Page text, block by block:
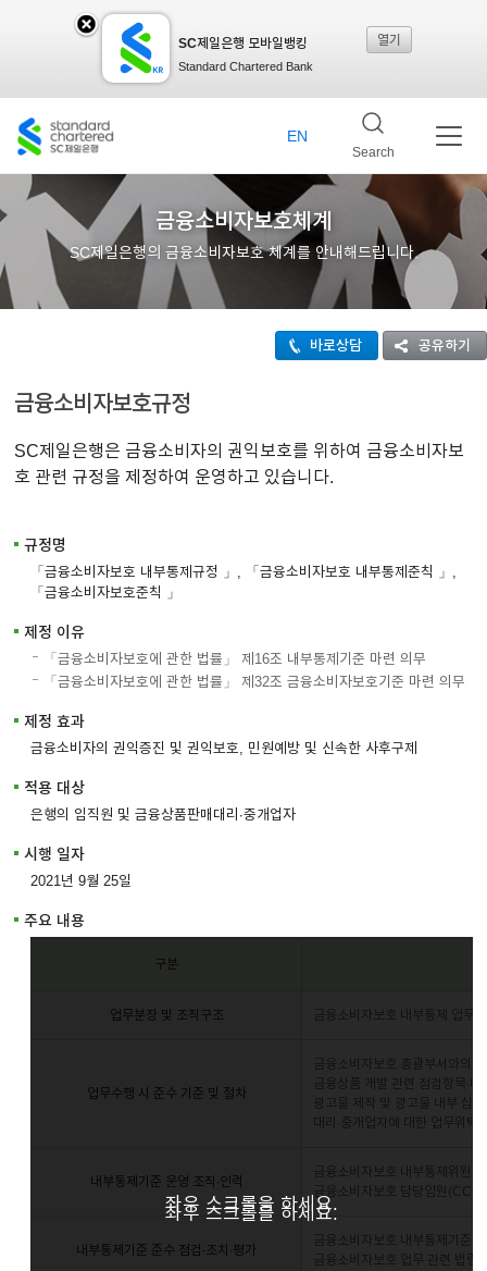
SC제일은행 모바일뱅킹
Standard Chartered Bank
열기
제일
킹레
창 닫
기
Search
EN
금융소비자보호체계
SC제일은행의 금융소비자보호 체계를 안내해드립니다.
바로상담 공유하기
금융소비자보호규정
SC제일은행은 금융소비자의 권익보호를 위하여 금융소비자보
호 관련 규정을 제정하여 운영하고 있습니다.
규정명
「금융소비자보호 내부통제규정 」, 「금융소비자보호 내부통제준칙 」,
「금융소비자보호준칙 」
제정 이유
「금융소비자보호에 관한 법률」 제16조 내부통제기준 마련 의무
「금융소비자보호에 관한 법률」 제32조 금융소비자보호기준 마련 의무
제정 효과
금융소비자의 권익증진 및 권익보호, 민원예방 및 신속한 사후구제
적용 대상
은행의 임직원 및 금융상품판매대리∙중개업자
시행 일자
2021년 9월 25일
주요 내용
구분
업무분장 및 조직구조 금융소비자보호 내부통제 업무
업무수행 시 준수 기준 및 절차
금융소비자보호 총괄부서와의
금융상품 개발 관련 점검항목∙
광고물 제작 및 광고물 내부 심
대리∙중개업자에 대한 업무위탁
내부통제기준 운영 조직∙인력
금융소비자보호 내부통제위원
금융소비자보호 담당임원
내부통제기준 준수 점검∙조치∙평가
금융소비자보호 내부통제기준
금융소비자보호 업무 관련 법
좌우 스크롤을 하세요.
좌우 스크롤을 하세요.